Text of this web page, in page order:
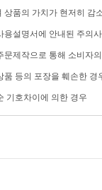
상품의 가치가 현저히 감
용설명서에 안내된 주의
문제작으로 통해 소비자
품 등의 포장을 훼손한 경
기호차이에 의한 경우